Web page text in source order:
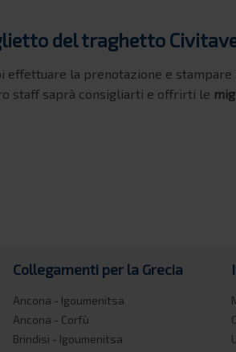
del traghetto
effettuare la prenotazione e
staff saprà consigliarti e offrirti le
Collegamenti per la Grecia
Ancona - Igoumenitsa
Ancona - Corfù
Brindisi - Igoumenitsa